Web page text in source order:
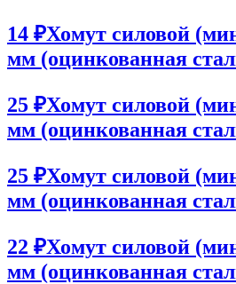
14 ₽Хомут силовой
мм (оцинкованная
25 ₽Хомут силовой
мм (оцинкованная
25 ₽Хомут силовой
мм (оцинкованная
22 ₽Хомут силовой
мм (оцинкованная